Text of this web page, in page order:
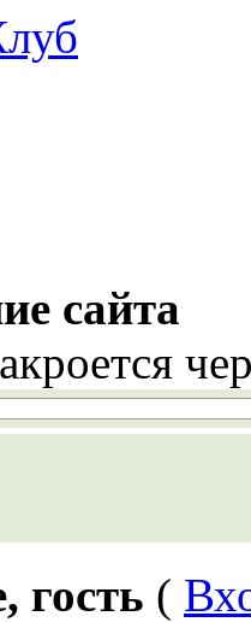
сайта
гость (